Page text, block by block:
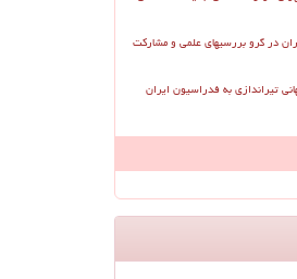
در گرو بررسیهای علمی و مشارکت
تیراندازی به فدراسیون ایران